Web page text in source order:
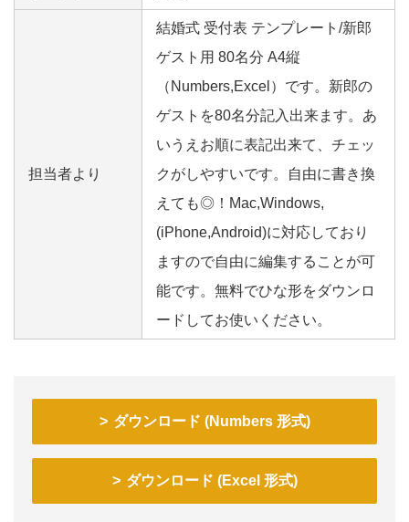
担当者より
結婚式 受付表 テンプレート/新郎
ゲスト用 80名分 A4縦
（Numbers,Excel）です。新郎の
ゲストを80名分記入出来ます。あ
いうえお順に表記出来て、チェッ
クがしやすいです。自由に書き換
えても◎！Mac,Windows,
(iPhone,Android)に対応しており
ますので自由に編集することが可
能です。無料でひな形をダウンロ
ードしてお使いください。
ダウンロード (Numbers 形式)
ダウンロード (Excel 形式)